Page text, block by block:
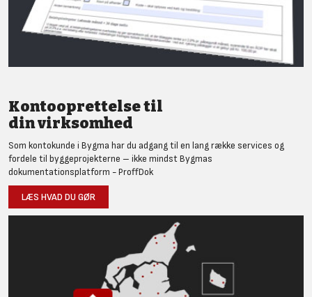
Kontooprettelse til
din virksomhed
Som kontokunde i Bygma har du adgang til en lang række services og
fordele til byggeprojekterne – ikke mindst Bygmas
dokumentationsplatform - ProffDok
LÆS HVAD DU GØR